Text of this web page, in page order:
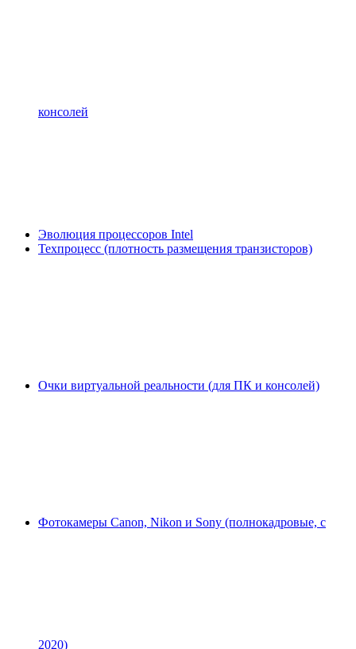
консолей
Эволюция процессоров Intel
Техпроцесс (плотность размещения транзисторов)
Очки виртуальной реальности (для ПК и консолей)
Фотокамеры Canon, Nikon и Sony (полнокадровые, с
2020)